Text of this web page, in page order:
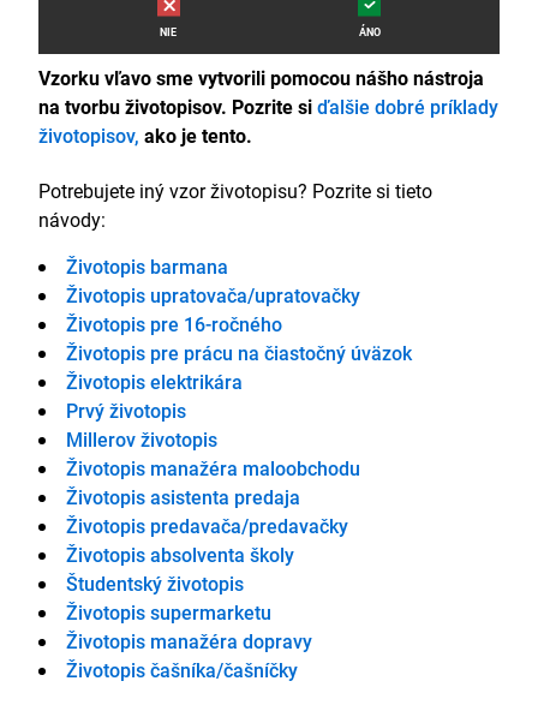
NIE ÁNO
Vzorku vľavo sme vytvorili pomocou nášho nástroja
na tvorbu životopisov. Pozrite siďalšie dobré príklady
životopisov, ako je tento.
Potrebujete iný vzor životopisu? Pozrite si tieto
návody:
Životopis barmana
Životopis upratovača/upratovačky
Životopis pre 16-ročného
Životopis pre prácu na čiastočný úväzok
Životopis elektrikára
Prvý životopis
Millerov životopis
Životopis manažéra maloobchodu
Životopis asistenta predaja
Životopis predavača/predavačky
Životopis absolventa školy
Študentský životopis
Životopis supermarketu
Životopis manažéra dopravy
Životopis čašníka/čašníčky